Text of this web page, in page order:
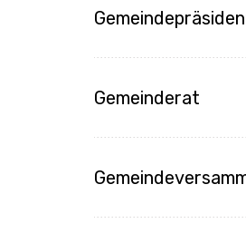
Gemeinderat